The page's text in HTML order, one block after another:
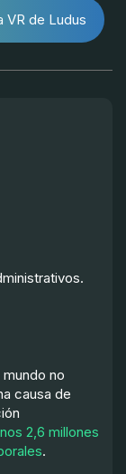
VR de Ludus
no
causa de
2,6 millones
.